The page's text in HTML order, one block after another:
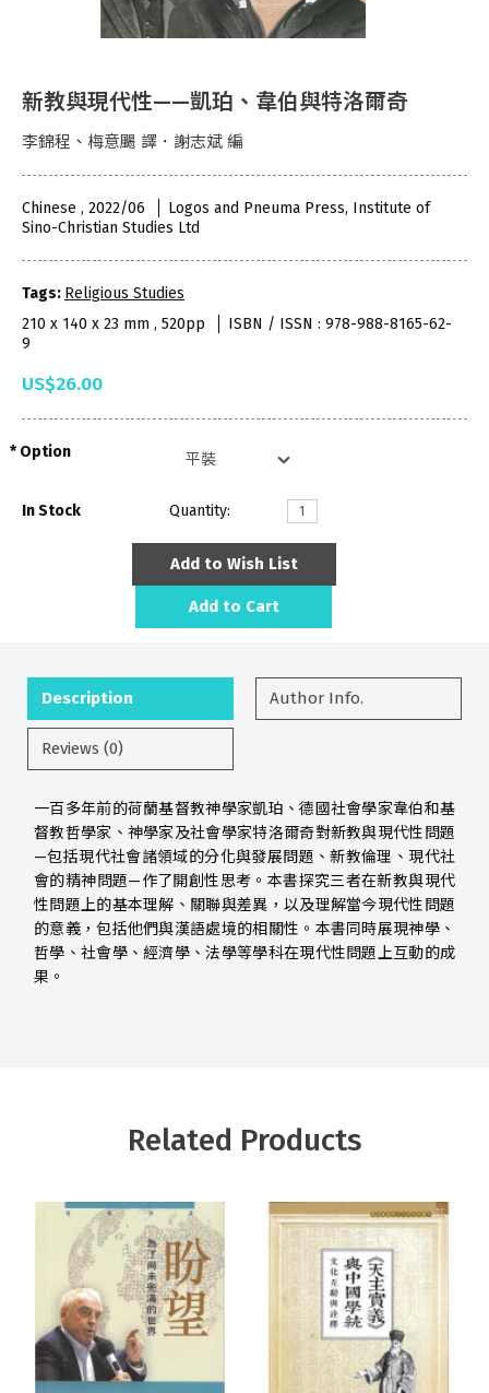
新教與現代性——凱珀、韋伯與特洛爾奇
李錦程、梅意颺 譯．謝志斌 編
Chinese , 2022/06
Logos and Pneuma Press, Institute of
Sino-Christian Studies Ltd
Tags: Religious Studies
210 x 140 x 23 mm , 520pp
ISBN / ISSN : 978-988-8165-62-
9
US$26.00
Option
In Stock Quantity:
Add to Wish List
Add to Cart
Description Author Info.
Reviews (0)
一百多年前的荷蘭基督教神學家凱珀、德國社會學家韋伯和基
督教哲學家、神學家及社會學家特洛爾奇對新教與現代性問題
—包括現代社會諸領域的分化與發展問題、新教倫理、現代社
會的精神問題—作了開創性思考。本書探究三者在新教與現代
性問題上的基本理解、關聯與差異，以及理解當今現代性問題
的意義，包括他們與漢語處境的相關性。本書同時展現神學、
哲學、社會學、經濟學、法學等學科在現代性問題上互動的成
果。
Related Products